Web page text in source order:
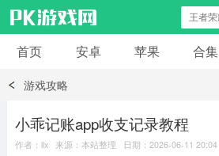
安卓应用
模拟经营 角色扮演
首页 安卓 苹果 合集
游戏攻略
小乖记账app收支记录教程
作者：llx 来源：本站整理 日期：2026-06-11 20:04